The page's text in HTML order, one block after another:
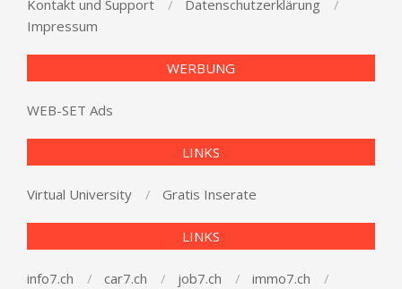
Kontakt und Support
Datenschutzerklärung
Impressum
WERBUNG
WEB-SET Ads
LINKS
Virtual University Gratis Inserate
LINKS
info7.ch car7.ch job7.ch immo7.ch